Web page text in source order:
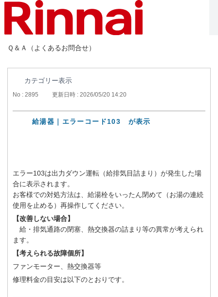
Ｑ＆Ａ（よくあるお問合せ）
カテゴリー表示
No : 2895 更新日時 : 2026/05/20 14:20
給湯器｜エラーコード103 が表示
エラー103は出力ダウン運転（給排気目詰まり）が発生した場
合に表示されます。
お客様での対処方法は、給湯栓をいったん閉めて（お湯の連続
使用を止める）再操作してください。
【改善しない場合】
給・排気通路の閉塞、熱交換器の詰まり等の異常が考えられ
ます。
【考えられる故障個所】
ファンモーター、熱交換器等
修理料金の目安は以下のとおりです。